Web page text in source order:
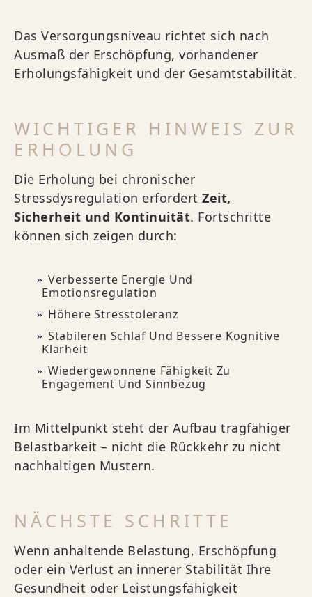
Das Versorgungsniveau richtet sich nach
Ausmaß der Erschöpfung, vorhandener
Erholungsfähigkeit und der Gesamtstabilität.
WICHTIGER HINWEIS ZUR
ERHOLUNG
Die Erholung bei chronischer
Stressdysregulation erfordert Zeit,
Sicherheit und Kontinuität. Fortschritte
können sich zeigen durch:
Verbesserte Energie Und
Emotionsregulation
Höhere Stresstoleranz
Stabileren Schlaf Und Bessere Kognitive
Klarheit
Wiedergewonnene Fähigkeit Zu
Engagement Und Sinnbezug
Im Mittelpunkt steht der Aufbau tragfähiger
Belastbarkeit – nicht die Rückkehr zu nicht
nachhaltigen Mustern.
NÄCHSTE SCHRITTE
Wenn anhaltende Belastung, Erschöpfung
oder ein Verlust an innerer Stabilität Ihre
Gesundheit oder Leistungsfähigkeit